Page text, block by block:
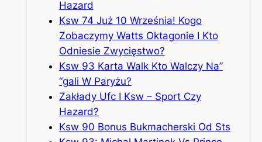
Hazard
Ksw 74 Już 10 Września! Kogo
Zobaczymy Watts Oktagonie I Kto
Odniesie Zwycięstwo?
Ksw 93 Karta Walk Kto Walczy Na”
“gali W Paryżu?
Zakłady Ufc I Ksw – Sport Czy
Hazard?
Ksw 90 Bonus Bukmacherski Od Sts